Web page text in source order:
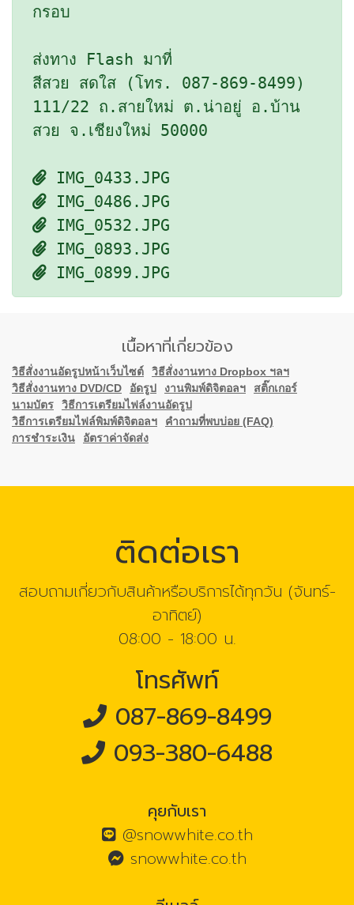
กรอบ
ส่งทาง Flash มาที่
สีสวย สดใส (โทร. 087-869-8499)
111/22 ถ.สายใหม่ ต.น่าอยู่ อ.บ้าน
สวย จ.เชียงใหม่ 50000
IMG_0433.JPG
IMG_0486.JPG
IMG_0532.JPG
IMG_0893.JPG
IMG_0899.JPG
เนื้อหาที่เกี่ยวข้อง
วิธีสั่งงานอัดรูปหน้าเว็บไซต์
วิธีสั่งงานทาง Dropbox ฯลฯ
วิธีสั่งงานทาง DVD/CD
อัดรูป งานพิมพ์ดิจิตอลฯ
สติ๊กเกอร์
นามบัตร
วิธีการเตรียมไฟล์งานอัดรูป
วิธีการเตรียมไฟล์พิมพ์ดิจิตอลฯ
คำถามที่พบบ่อย (FAQ)
การชำระเงิน
อัตราค่าจัดส่ง
ติดต่อเรา
สอบถามเกี่ยวกับสินค้าหรือบริการได้ทุกวัน (จันทร์-
อาทิตย์)
08:00 - 18:00 น.
โทรศัพท์
087-869-8499
093-380-6488
คุยกับเรา
@snowwhite.co.th
snowwhite.co.th